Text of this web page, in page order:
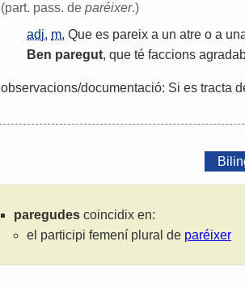
(part. pass. de paréixer.)
adj. m. Que es pareix a un atre o a
Ben paregut, que té faccions
observacions/documentació: Si es tracta
paregudes coincidix en:
el participi femení plural de paréixer